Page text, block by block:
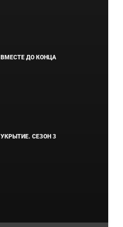
ВМЕСТЕ ДО КОНЦА
УКРЫТИЕ. СЕЗОН 3